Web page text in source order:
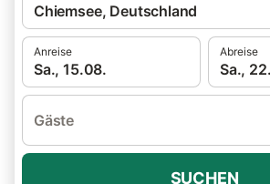
Chiemsee, Deutschland
Anreise
Sa., 15.08.
Abreise
Sa.,
Gäste
SUCHEN